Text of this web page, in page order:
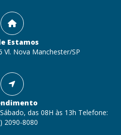
Estamos
Vl. Nova Manchester/SP
das 08H às 13h Telefone:
2090-8080